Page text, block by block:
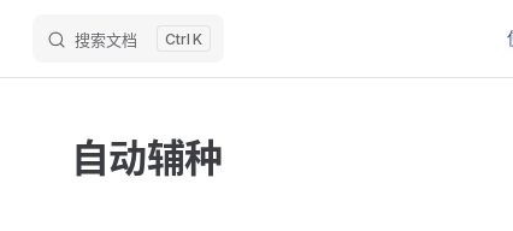
搜索文档 K
自动辅种